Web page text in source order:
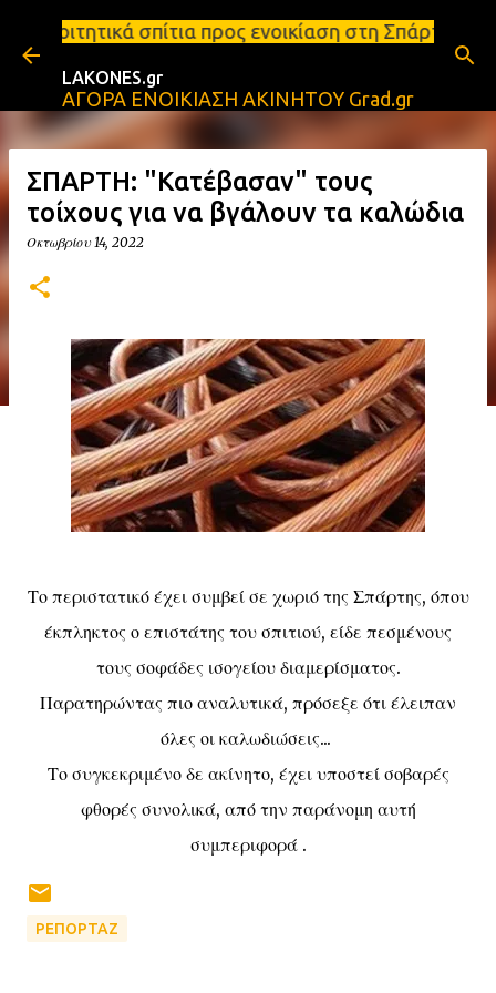
Μετάβαση στο κύριο περιεχόμενο
προς ενοικίαση στη Σπάρτη Ενοικιάσεις
LAKONES.gr
ΑΓΟΡΑ ΕΝΟΙΚΙΑΣΗ ΑΚΙΝΗΤΟΥ Grad.gr
ΣΠΑΡΤΗ: "Κατέβασαν" τους
τοίχους για να βγάλουν τα καλώδια
Οκτωβρίου 14, 2022
Το περιστατικό έχει συμβεί σε χωριό της Σπάρτης, όπου
έκπληκτος ο επιστάτης του σπιτιού, είδε πεσμένους
τους σοφάδες ισογείου διαμερίσματος.
Παρατηρώντας πιο αναλυτικά, πρόσεξε ότι έλειπαν
όλες οι καλωδιώσεις...
Το συγκεκριμένο δε ακίνητο, έχει υποστεί σοβαρές
φθορές συνολικά, από την παράνομη αυτή
συμπεριφορά .
ΡΕΠΟΡΤΑΖ